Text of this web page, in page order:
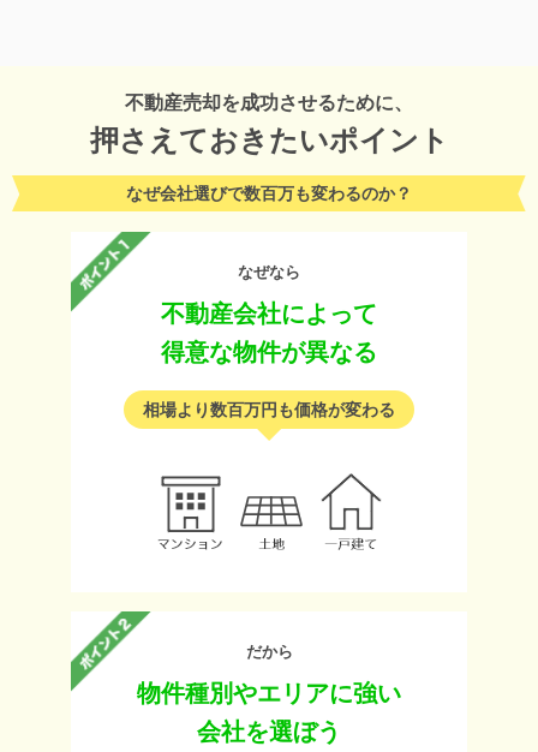
不動産売却を成功させるために、
押さえておきたいポイント
なぜ会社選びで数百万も変わるのか？
なぜなら
不動産会社によって
得意な物件が異なる
相場より数百万円も価格が変わる
だから
物件種別やエリアに強い
会社を選ぼう